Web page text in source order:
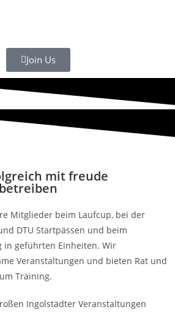
Join Us
mit freude
Mitglieder beim Laufcup, bei der
DTU Startpässen und beim
in geführten Einheiten. Wir
Veranstaltungen und bieten Rat und
Training.
Ingolstädter Veranstaltungen